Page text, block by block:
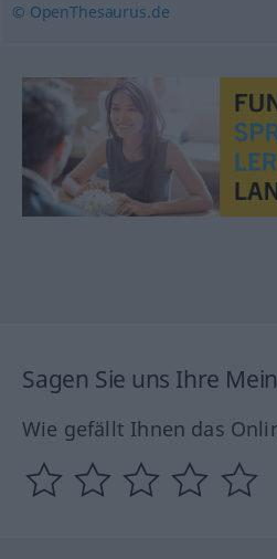
© OpenThesaurus.de
Sagen Sie uns Ihre
Wie gefällt Ihnen das